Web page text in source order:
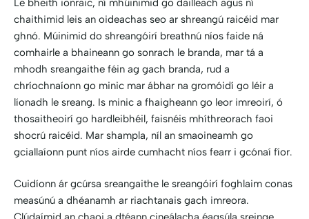
chaithimid leis an oideachas seo ar shreangú raicéid mar
ghnó. Múinimid do shreangóirí breathnú níos faide ná
comhairle a bhaineann go sonrach le branda, mar tá a
mhodh sreangaithe féin ag gach branda, rud a
chríochnaíonn go minic mar ábhar na gromóidí go léir a
líonadh le sreang. Is minic a fhaigheann go leor imreoirí, ó
thosaitheoirí go hardleibhéil, faisnéis mhíthreorach faoi
shocrú raicéid. Mar shampla, níl an smaoineamh go
gciallaíonn punt níos airde cumhacht níos fearr i gcónaí fíor.
Cuidíonn ár gcúrsa sreangaithe le sreangóirí foghlaim conas
measúnú a dhéanamh ar riachtanais gach imreora.